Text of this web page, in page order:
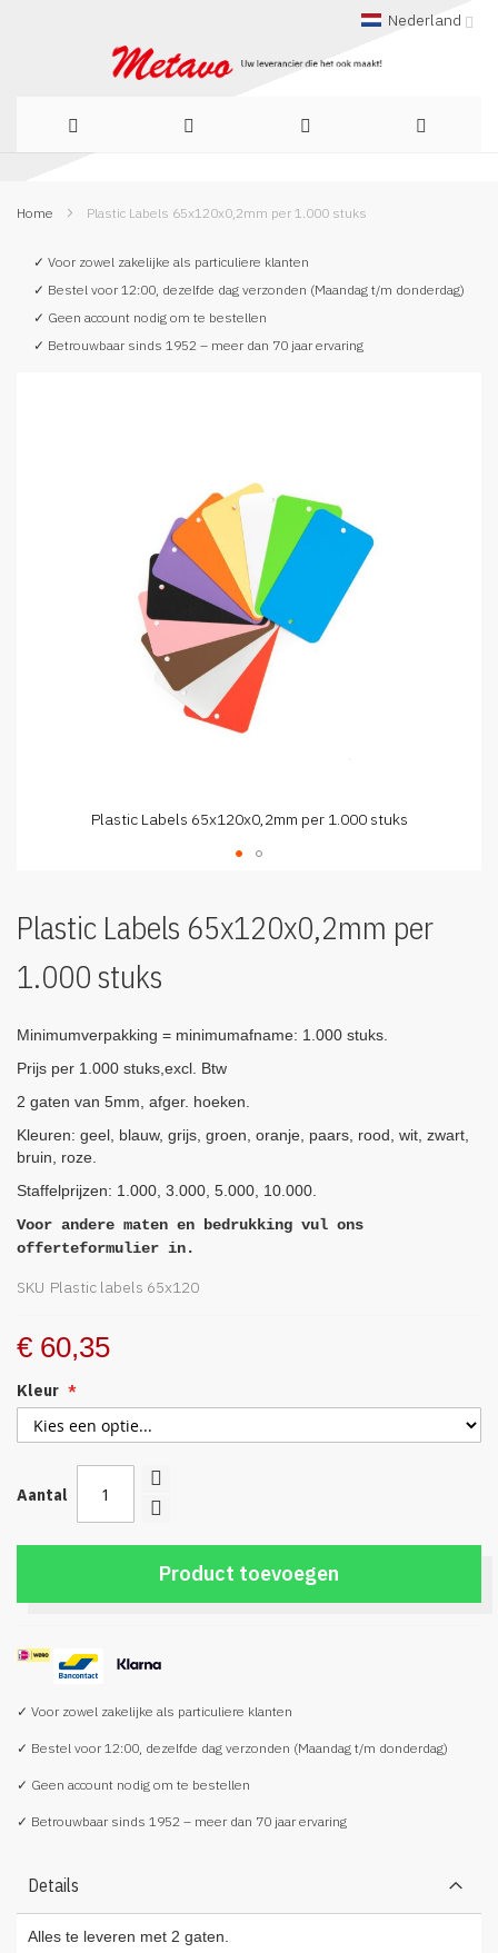
Nederland
naar
Home Plastic Labels 65x120x0,2mm per 1.000 stuks
✓ Voor zowel zakelijke als particuliere klanten
✓ Bestel voor 12:00, dezelfde dag verzonden (Maandag t/m donderdag)
✓ Geen account nodig om te bestellen
✓ Betrouwbaar sinds 1952 – meer dan 70 jaar ervaring
Plastic Labels 65x120x0,2mm per 1.000 stuks
het
van
de
gallerij
Plastic Labels 65x120x0,2mm per
1.000 stuks
Minimumverpakking = minimumafname: 1.000 stuks.
Prijs per 1.000 stuks,excl. Btw
2 gaten van 5mm, afger. hoeken.
Kleuren: geel, blauw, grijs, groen, oranje, paars, rood, wit, zwart,
bruin, roze.
Staffelprijzen: 1.000, 3.000, 5.000, 10.000.
Voor andere maten en bedrukking vul ons
offerteformulier in.
SKU Plastic labels 65x120
€ 60,35
Kleur
Aantal
Product toevoegen
✓ Voor zowel zakelijke als particuliere klanten
✓ Bestel voor 12:00, dezelfde dag verzonden (Maandag t/m donderdag)
✓ Geen account nodig om te bestellen
✓ Betrouwbaar sinds 1952 – meer dan 70 jaar ervaring
Details
Alles te leveren met 2 gaten.